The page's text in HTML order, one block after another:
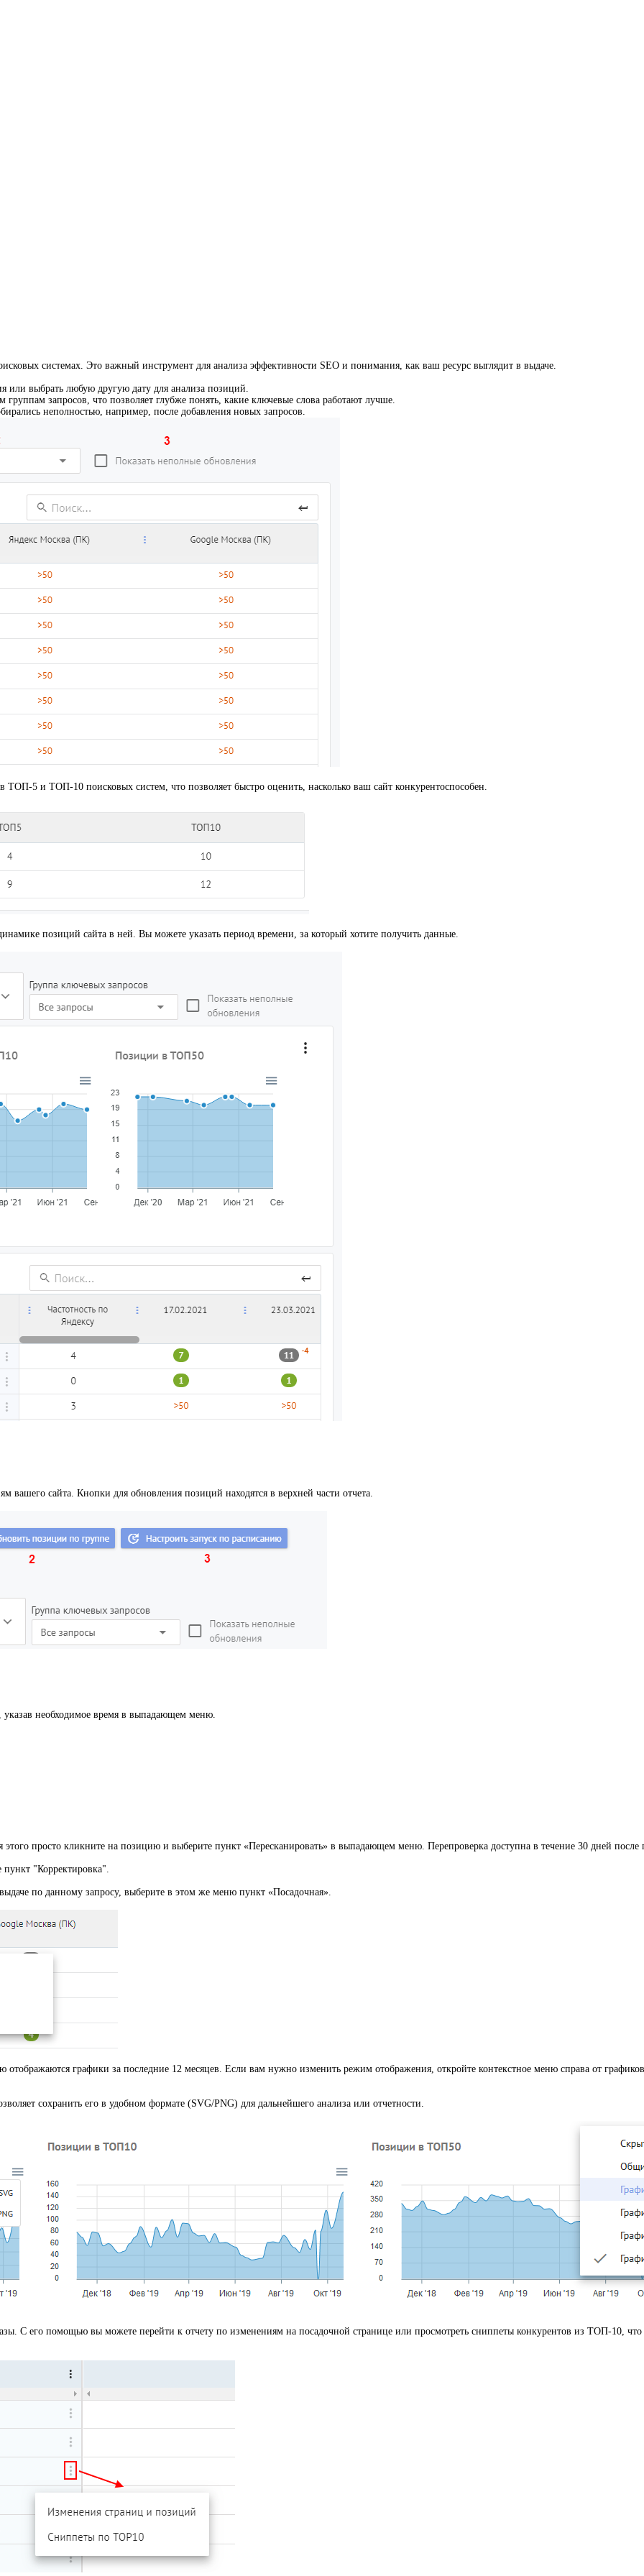
системах. Это важный инструмент для анализа эффективности SEO и понимания, как ваш ресурс выглядит в выдаче.
или выбрать любую другую дату для анализа позиций.
запросов, что позволяет глубже понять, какие ключевые слова работают лучше.
неполностью, например, после добавления новых запросов.
ТОП-5 и ТОП-10 поисковых систем, что позволяет быстро оценить, насколько ваш сайт конкурентоспособен.
позиций сайта в ней. Вы можете указать период времени, за который хотите получить данные.
вашего сайта. Кнопки для обновления позиций находятся в верхней части отчета.
необходимое время в выпадающем меню.
просто кликните на позицию и выберите пункт «Пересканировать» в выпадающем меню. Перепроверка доступна в течение 30 дней после
"Корректировка".
по данному запросу, выберите в этом же меню пункт «Посадочная».
графики за последние 12 месяцев. Если вам нужно изменить режим отображения, откройте контекстное меню справа от
сохранить его в удобном формате (SVG/PNG) для дальнейшего анализа или отчетности.
С его помощью вы можете перейти к отчету по изменениям на посадочной странице или просмотреть сниппеты конкурентов из ТОП-10,